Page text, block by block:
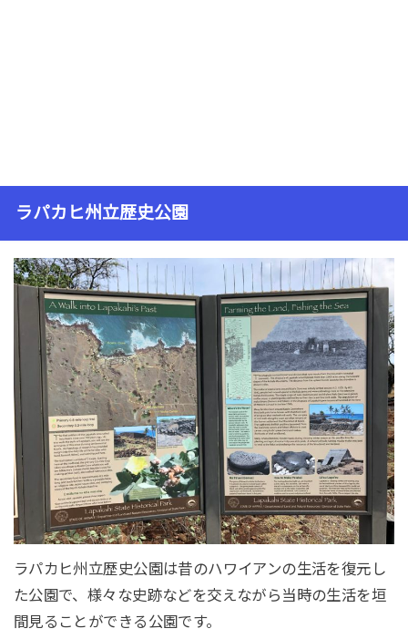
ラパカヒ州立歴史公園
ラパカヒ州立歴史公園は昔のハワイアンの生活を復元し
た公園で、様々な史跡などを交えながら当時の生活を垣
間見ることができる公園です。